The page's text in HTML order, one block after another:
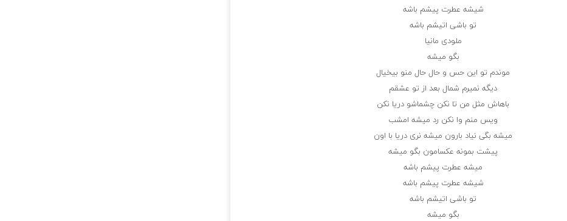
شیشه عطرت پیشم باشه
تو باشی اتیشم باشه
ملودی مانیا
بگو میشه
موندم تو این حس و حال حال منو بیخیال
دیگه نمیرم شمال بعد از تو عشقم
باهاش مثل من تا نکن چشماشو دریا نکن
ویس منم وا نکن رد میشه امشب
میشه بگی نیاد بارون میشه نری دریا با اون
پیشت بمونه عکسامون بگو میشه
میشه عطرت پیشم باشه
شیشه عطرت پیشم باشه
تو باشی اتیشم باشه
بگو میشه